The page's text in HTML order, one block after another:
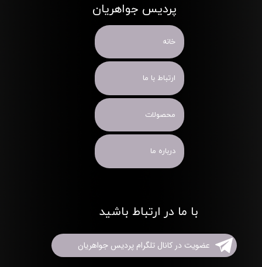
پردیس جواهریان
خانه
ارتباط با ما
محصولات
درباره ما
با ما در ارتباط باشید
عضویت در کانال تلگرام پردیس جواهریان